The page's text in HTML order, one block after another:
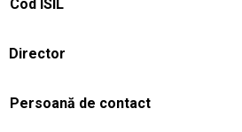
Cod ISIL
Director
Persoană de contact